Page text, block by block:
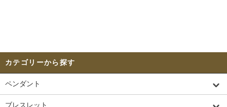
カテゴリーから探す
ペンダント
ブレスレット